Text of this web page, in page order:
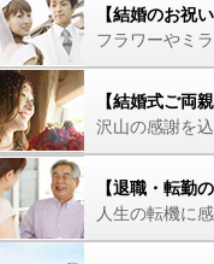
【結婚のお祝い
フラワーやミ
【結婚式ご両
沢山の感謝を
【退職・転勤
人生の転機に